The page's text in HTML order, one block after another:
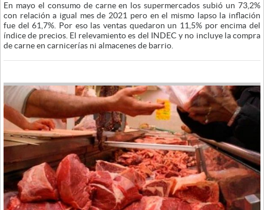
En mayo el consumo de carne en los supermercados subió un 73,2%
con relación a igual mes de 2021 pero en el mismo lapso la inflación
fue del 61,7%. Por eso las ventas quedaron un 11,5% por encima del
índice de precios. El relevamiento es del INDEC y no incluye la compra
de carne en carnicerías ni almacenes de barrio.